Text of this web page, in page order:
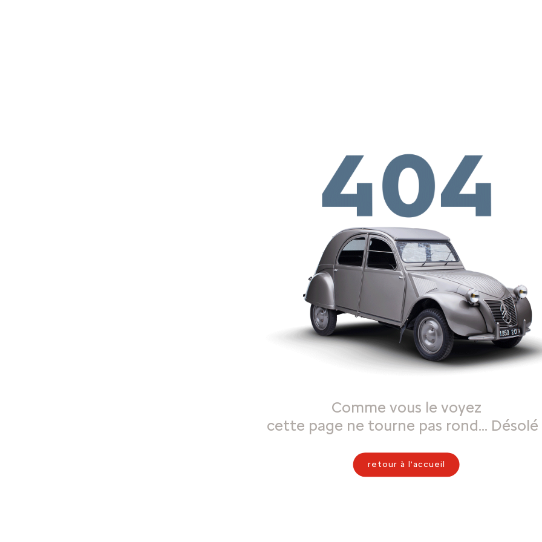
Comme vous le voyez
cette page ne tourne pas rond… Désolé
retour à l'accueil